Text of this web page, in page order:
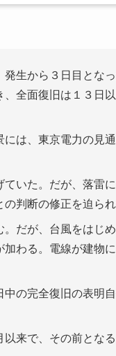
生から３日目とな
全面復旧は１３日
は、東京電力の見
いた。だが、落雷に
判断の修正を迫られ
だが、台風をはじ
わる。電線が建物に
の完全復旧の表明
来で、その前とな